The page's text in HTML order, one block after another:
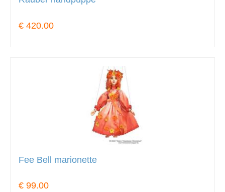
€ 420.00
Fee Bell marionette
€ 99.00